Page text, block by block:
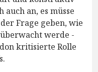
an, es müsse
Frage geben, wie
werde -
kritisierte Rolle